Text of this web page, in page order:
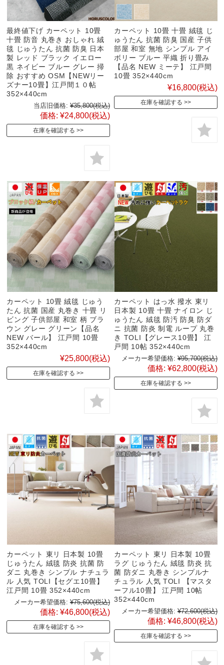
最終値下げ カーペット 10畳
十畳 防音 丸巻き おしゃれ 絨
毯 じゅうたん 抗菌 防臭 日本
製 レッド ブラック イエロー
黒 ネイビー ブルー グレー 掃
除 おすすめ OSM【NEWリー
ズナー10畳】江戸間１０帖
352×440cm
当店旧価格: ¥35,800(税込)
価格: ¥24,800(税込)
在庫を確認する
カーペット 10畳 十畳 絨毯 じ
ゅうたん 抗菌 防臭 国産 子供
部屋 和室 無地 シンプル アイ
ボリー ブルー 平織 折り畳み
【品名 NEW ミーテ】 江戸間
10畳 352×440cm
¥16,800(税込)
在庫を確認する
カーペット 10畳 絨毯 じゅう
たん 抗菌 国産 丸巻き 十畳 リ
ビング 子供部屋 和室 柄 ブラ
ウン グレー グリーン【品名
NEW バール】 江戸間 10畳
352×440cm
¥25,800(税込)
在庫を確認する
カーペット はっ水 撥水 東リ
日本製 10畳 十畳 ナイロン じ
ゅうたん 絨毯 防汚 防臭 防ダ
ニ 抗菌 防炎 制電 ループ 丸巻
き TOLI【グレース10畳】 江
戸間 10帖 352×440cm
メーカー希望価格: ¥95,700(税込)
価格: ¥62,800(税込)
在庫を確認する
カーペット 東リ 日本製 10畳
じゅうたん 絨毯 防炎 抗菌 防
ダニ 丸巻き シンプル ナチュラ
ル 人気 TOLI【セグエ10畳】
江戸間 10畳 352×440cm
メーカー希望価格: ¥75,600(税込)
価格: ¥46,800(税込)
在庫を確認する
カーペット 東リ 日本製 10畳
ラグ じゅうたん 絨毯 防炎 抗
菌 防ダニ 丸巻き シンプルナ
チュラル 人気 TOLI 【マスタ
ーフル10畳】 江戸間 10帖
352×440cm
メーカー希望価格: ¥72,600(税込)
価格: ¥46,800(税込)
在庫を確認する